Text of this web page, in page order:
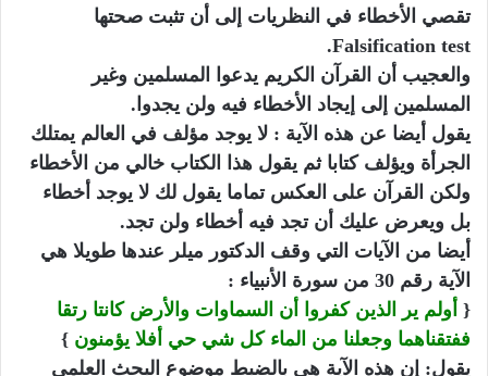
تقصي الأخطاء في النظريات إلى أن تثبت صحتها
Falsification test.
والعجيب أن القرآن الكريم يدعوا المسلمين وغير
المسلمين إلى إيجاد الأخطاء فيه ولن يجدوا.
يقول أيضا عن هذه الآية : لا يوجد مؤلف في العالم يمتلك
الجرأة ويؤلف كتابا ثم يقول هذا الكتاب خالي من الأخطاء
ولكن القرآن على العكس تماما يقول لك لا يوجد أخطاء
بل ويعرض عليك أن تجد فيه أخطاء ولن تجد.
أيضا من الآيات التي وقف الدكتور ميلر عندها طويلا هي
الآية رقم 30 من سورة الأنبياء :
{ أولم ير الذين كفروا أن السماوات والأرض كانتا رتقا
ففتقناهما وجعلنا من الماء كل شي حي أفلا يؤمنون }
يقول: إن هذه الآية هي بالضبط موضوع البحث العلمي